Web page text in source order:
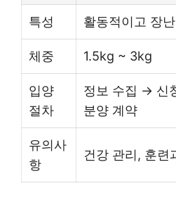
특성 활동적이고 장
체중 1.5kg ~ 3kg
입양
절차
정보 수집 → 신
분양 계약
유의사
항
건강 관리, 훈련